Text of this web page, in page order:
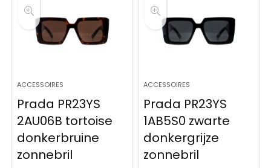
ACCESSOIRES
Prada PR23YS
2AU06B tortoise
donkerbruine
zonnebril
ACCESSOIRES
Prada PR23YS
1AB5S0 zwarte
donkergrijze
zonnebril